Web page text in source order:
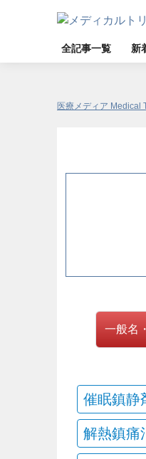
全記事一覧 新
医療メディア Medical
一般名
催眠鎮静
解熱鎮痛